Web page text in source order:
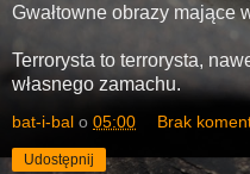
Gwałtowne obrazy mające
Terrorysta to terrorysta,
własnego zamachu.
bat-i-bal o 05:00 Brak
Udostępnij